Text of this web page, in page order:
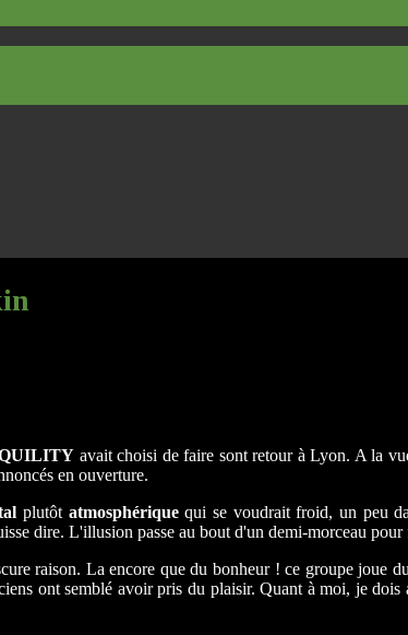
avait choisi de faire sont retour à Lyon. A la
en ouverture.
plutôt atmosphériquequi se voudrait froid, un peu
dire. L'illusion passe au bout d'un demi-morceau
raison. La encore que du bonheur ! ce groupe joue
ont semblé avoir pris du plaisir. Quant à moi, je